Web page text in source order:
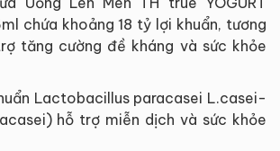
chứa khoảng 18 tỷ lợi khuẩn, tương
tăng cường đề kháng và sức khỏe
Lactobacillus paracasei L.casei-
hỗ trợ miễn dịch và sức khỏe